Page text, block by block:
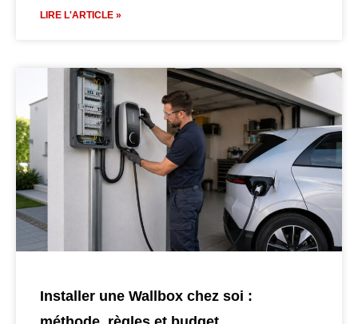
LIRE L'ARTICLE »
Installer une Wallbox chez soi :